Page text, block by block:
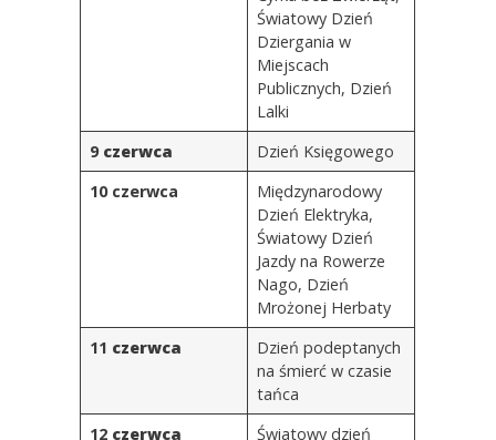
Światowy Dzień
Dziergania w
Miejscach
Publicznych, Dzień
Lalki
9 czerwca
Dzień Księgowego
10 czerwca
Międzynarodowy
Dzień Elektryka,
Światowy Dzień
Jazdy na Rowerze
Nago, Dzień
Mrożonej Herbaty
11 czerwca
Dzień podeptanych
na śmierć w czasie
tańca
12 czerwca
Światowy dzień